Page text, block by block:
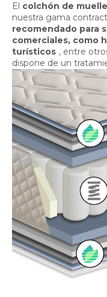
El colchón de
nuestra gama
recomendado para
comerciales, como
turísticos , entre
dispone de un